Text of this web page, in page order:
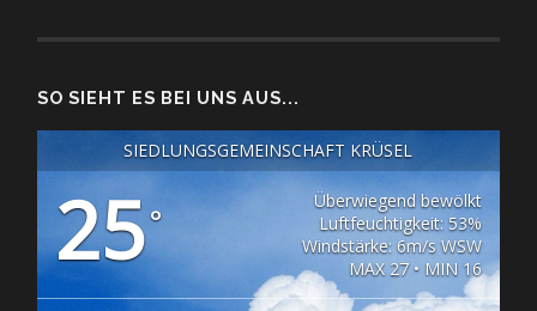
SO SIEHT ES BEI UNS AUS...
SIEDLUNGSGEMEINSCHAFT KRÜSEL
25°
Überwiegend bewölkt
Luftfeuchtigkeit: 53%
Windstärke: 6m/s WSW
MAX 27 • MIN 16